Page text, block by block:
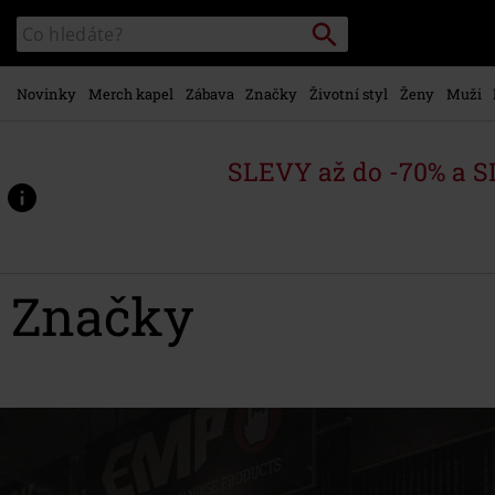
hlavnímu
obsahu
Katalog
vyhledávání
Vyhledávání
Novinky Merch kapel Zábava Značky Životní styl Ženy Muži
SLEVY až do -70% a
Značky